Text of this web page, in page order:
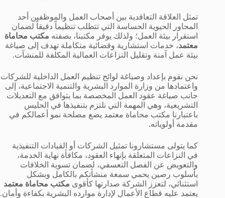
تمثل العلاقة التعاقدية بين أصحاب العمل والموظفين أحد
المحاور الحيوية الحساسة التي تتطلب تنظيماً دقيقاً لضمان
استقرار بيئة العمل؛ ولذلك يوفر مكتبنا، بصفته مكتب محاماة
معتمد، خدمات استشارية وقضائية متكاملة تهدف إلى صياغة
بيئة عمل آمنة وتقليل النزاعات العمالية المكلفة للمنشآت.
نحن نقوم بإعداد وصياغة لوائح تنظيم العمل الداخلية للشركات
واعتمادها من وزارة الموارد البشرية والتنمية الاجتماعية، إلى
جانب صياغة عقود العمل المخصصة بما يتوافق مع التعديلات
التشريعية، وهي المهمة التي نلتزم بتنفيذها في الحليس
باعتبارنا مكتب محاماة معتمد يضع مصلحة نمو أعمالكم في
مقدمة أولوياته.
كما يتولى مستشارونا تمثيل الشركات أو القيادات التنفيذية
في النزاعات المتعلقة بإنهاء العقود، مكافأة نهاية الخدمة،
والتعويض عن الفصل التعسفي، لضمان تسوية الخلافات
بأسلوب رصين يحمي سمعة منشأتكم بالكامل وبشكل
استثنائي، لتعزز الشركة صدارتها كأقوى مكتب محاماة معتمد
يعتمد عليه قطاع الأعمال لإدارة موارده البشرية بكفاءة وأمان.